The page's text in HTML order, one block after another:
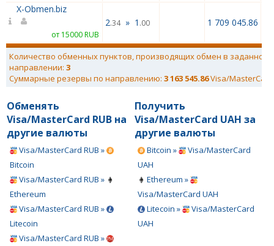
X-Obmen.biz
от 15000 RUB
2.34 » 1 .00 1 709 045.86
Количество обменных пунктов, производящих обмен в заданном
направлении: 3
Суммарные резервы по направлению: 3 163 545.86Visa/MasterCard
Обменять
Visa/MasterCard RUB на
другие валюты
Visa/MasterCard RUB »
Bitcoin
Visa/MasterCard RUB »
Ethereum
Visa/MasterCard RUB »
Litecoin
Visa/MasterCard RUB »
Получить
Visa/MasterCard UAH за
другие валюты
Bitcoin »
Visa/MasterCard
UAH
Ethereum »
Visa/MasterCard UAH
Litecoin »
Visa/MasterCard
UAH